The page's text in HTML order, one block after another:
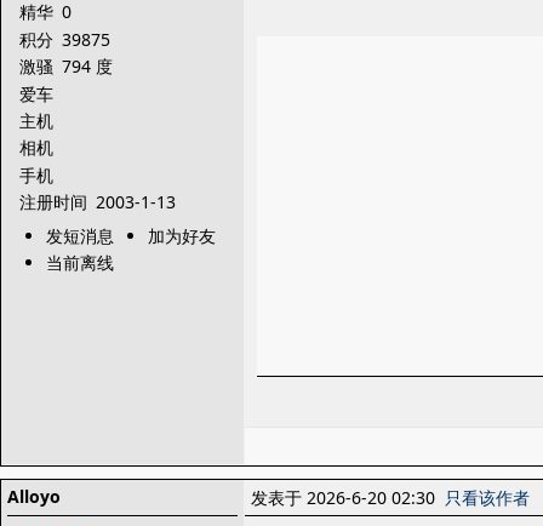
精华 0
积分 39875
激骚 794 度
爱车
主机
相机
手机
注册时间 2003-1-13
发短消息
加为好友
当前离线
Alloyo
发表于 2026-6-20 02:30 只看该作者